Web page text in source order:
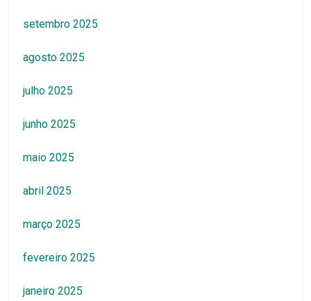
setembro 2025
agosto 2025
julho 2025
junho 2025
maio 2025
abril 2025
março 2025
fevereiro 2025
janeiro 2025